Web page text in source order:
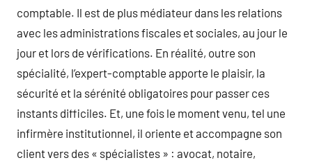
comptable. Il est de plus médiateur dans les relations
avec les administrations fiscales et sociales, au jour le
jour et lors de vérifications. En réalité, outre son
spécialité, l’expert-comptable apporte le plaisir, la
sécurité et la sérénité obligatoires pour passer ces
instants difficiles. Et, une fois le moment venu, tel une
infirmère institutionnel, il oriente et accompagne son
client vers des « spécialistes » : avocat, notaire,